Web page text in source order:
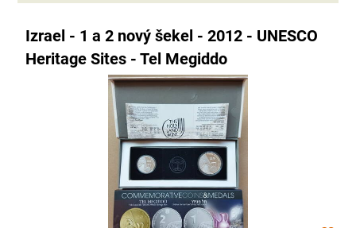
Izrael - 1 a 2 nový šekel - 2012 - UNESCO
Heritage Sites - Tel Megiddo